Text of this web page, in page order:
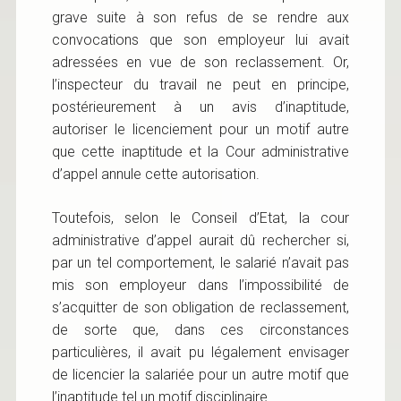
grave suite à son refus de se rendre aux
convocations que son employeur lui avait
adressées en vue de son reclassement. Or,
l’inspecteur du travail ne peut en principe,
postérieurement à un avis d’inaptitude,
autoriser le licenciement pour un motif autre
que cette inaptitude et la Cour administrative
d’appel annule cette autorisation.
Toutefois, selon le Conseil d’Etat, la cour
administrative d’appel aurait dû rechercher si,
par un tel comportement, le salarié n’avait pas
mis son employeur dans l’impossibilité de
s’acquitter de son obligation de reclassement,
de sorte que, dans ces circonstances
particulières, il avait pu légalement envisager
de licencier la salariée pour un autre motif que
l’inaptitude tel un motif disciplinaire.